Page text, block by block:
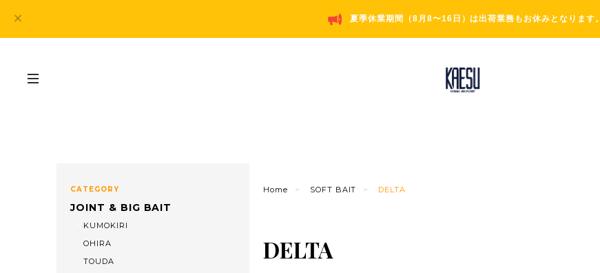
夏季休業期間（8月8〜16日）は出荷業務もお休みとなります。
Home SOFT BAIT DELTA
DELTA
CATEGORY
JOINT & BIG BAIT
KUMOKIRI
OHIRA
TOUDA